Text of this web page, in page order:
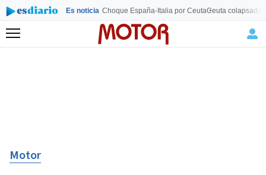
Es noticia Choque España-Italia por CeutaCeuta colapsada
Menú
Motor